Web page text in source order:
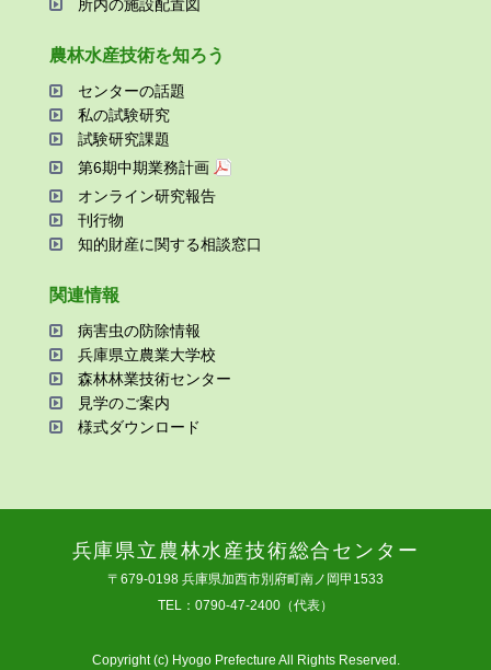
所内の施設配置図
農林⽔産技術を知ろう
センターの話題
私の試験研究
試験研究課題
第6期中期業務計画
オンライン研究報告
刊⾏物
知的財産に関する相談窓⼝
関連情報
病害⾍の防除情報
兵庫県⽴農業⼤学校
森林林業技術センター
⾒学のご案内
様式ダウンロード
兵庫県⽴農林⽔産技術総合センター
〒679-0198 兵庫県加⻄市別府町南ノ岡甲1533
TEL：0790-47-2400（代表）
Copyright (c) Hyogo Prefecture All Rights Reserved.